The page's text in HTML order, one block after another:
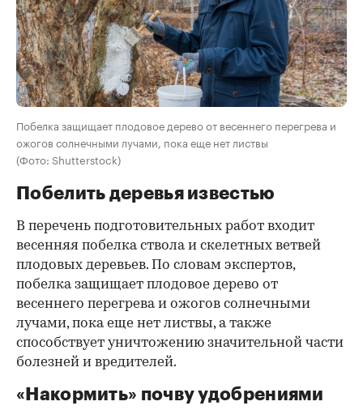
Побелка защищает плодовое дерево от весеннего перегрева и
ожогов солнечными лучами, пока еще нет листвы
(Фото: Shutterstock)
Побелить деревья известью
В перечень подготовительных работ входит
весенняя побелка ствола и скелетных ветвей
плодовых деревьев. По словам экспертов,
побелка защищает плодовое дерево от
весеннего перегрева и ожогов солнечными
лучами, пока еще нет листвы, а также
способствует уничтожению значительной части
болезней и вредителей.
«Накормить» почву удобрениями